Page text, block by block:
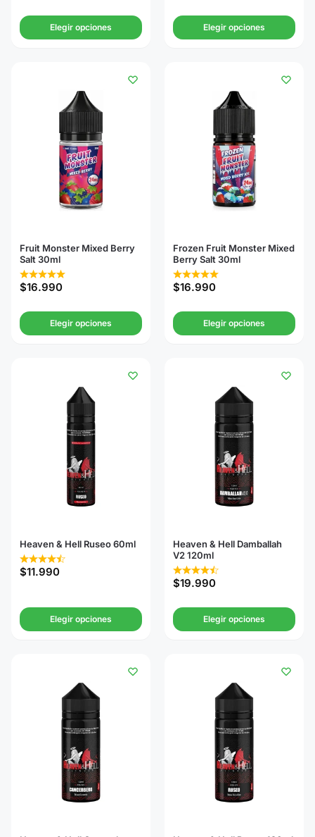
Elegir opciones Elegir opciones
Fruit Monster Mixed Berry
Salt 30ml
$16.990
Elegir opciones
Frozen Fruit Monster Mixed
Berry Salt 30ml
$16.990
Elegir opciones
Heaven & Hell Ruseo 60ml
$11.990
Elegir opciones
Heaven & Hell Damballah
V2 120ml
$19.990
Elegir opciones